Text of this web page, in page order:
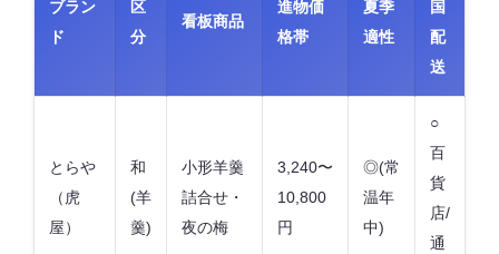
ブラン
ド
区
分
看板商品
進物価
格帯
夏季
適性
国
配
送
とらや
（虎
屋）
和
(羊
羹)
小形羊羹
詰合せ・
夜の梅
3,240〜
10,800
円
◎(常
温年
中)
○
百
貨
店/
通